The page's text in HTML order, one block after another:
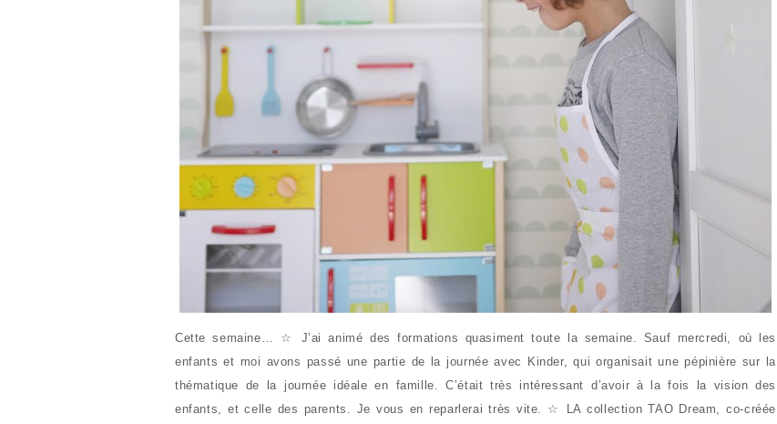
Cette semaine… ☆ J’ai animé des formations quasiment toute la semaine. Sauf mercredi, où les
enfants et moi avons passé une partie de la journée avec Kinder, qui organisait une pépinière sur la
thématique de la journée idéale en famille. C’était très intéressant d’avoir à la fois la vision des
enfants, et celle des parents. Je vous en reparlerai très vite. ☆ LA collection TAO Dream, co-créée